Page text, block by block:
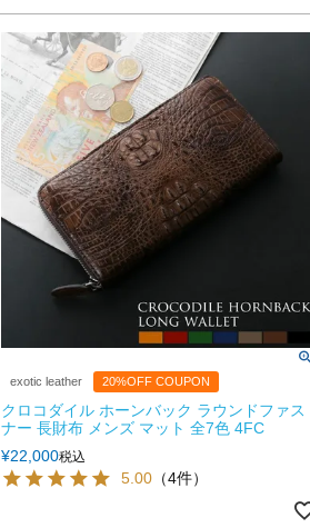
exotic leather 20%OFF COUPON
クロコダイル ホーンバック ラウンドファス
ナー 長財布 メンズ マット 全7色 4FC
¥22,000税込
5.00 （4件）